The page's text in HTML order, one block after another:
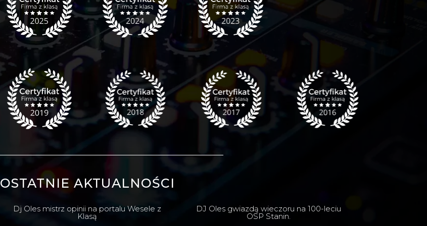
OSTATNIE AKTUALNOŚCI
Dj Oles mistrz opinii na portalu Wesele z
Klasą
DJ Oles gwiazdą wieczoru na 100-leciu
OSP Stanin.